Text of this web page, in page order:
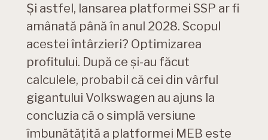
Și astfel, lansarea platformei SSP ar fi
amânată până în anul 2028. Scopul
acestei întârzieri? Optimizarea
profitului. După ce și-au făcut
calculele, probabil că cei din vârful
gigantului Volkswagen au ajuns la
concluzia că o simplă versiune
îmbunătățită a platformei MEB este